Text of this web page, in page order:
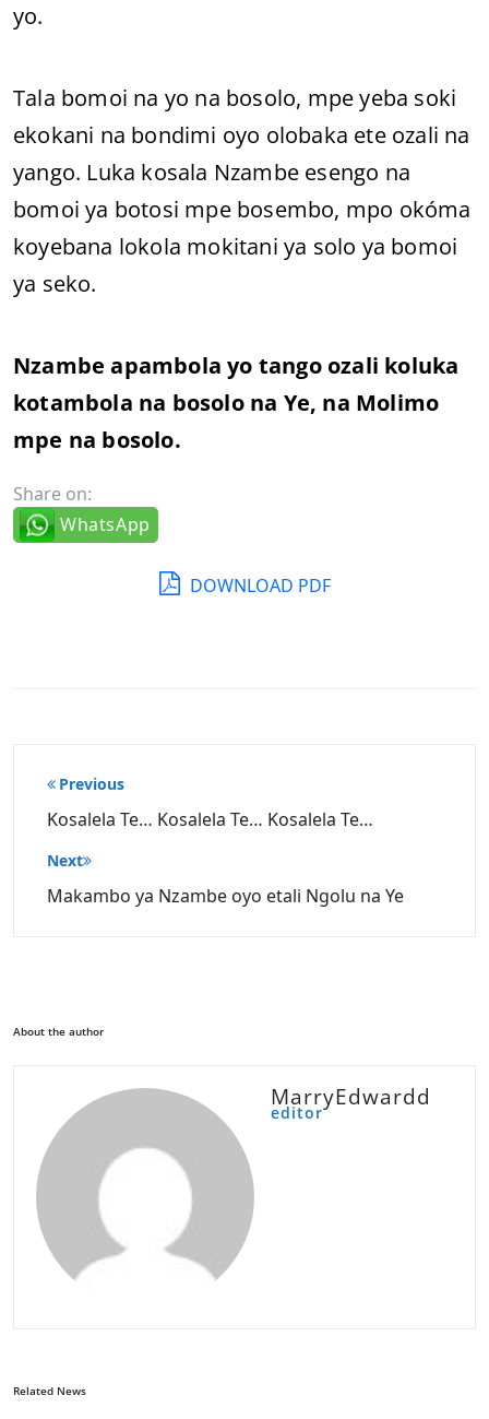
yo.
Tala bomoi na yo na bosolo, mpe yeba soki
ekokani na bondimi oyo olobaka ete ozali na
yango. Luka kosala Nzambe esengo na
bomoi ya botosi mpe bosembo, mpo okóma
koyebana lokola mokitani ya solo ya bomoi
ya seko.
Nzambe apambola yo tango ozali koluka
kotambola na bosolo na Ye, na Molimo
mpe na bosolo.
Share on:
WhatsApp
DOWNLOAD PDF
Post
navigation
Previous
Kosalela Te… Kosalela Te… Kosalela Te…
Next
Makambo ya Nzambe oyo etali Ngolu na Ye
About the author
MarryEdwardd
editor
Related News